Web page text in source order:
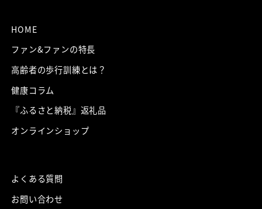
HOME
ファン&ファンの特長
高齢者の歩行訓練とは？
健康コラム
『ふるさと納税』返礼品
オンラインショップ
よくある質問
お問い合わせ